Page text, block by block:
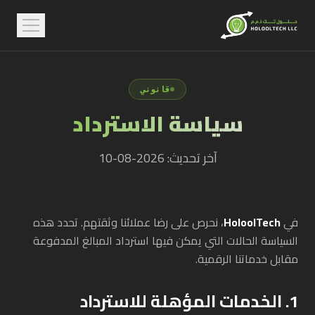
قانوني
سياسة الاسترداد
آخر تحديث: 2026-08-10
فيHoloolTech، نحرص على رضا عملائنا وثقتهم. تحدد هذه
السياسة الحالات التي يمكن فيها استرداد المبالغ المدفوعة
مقابل خدماتنا الرقمية.
1. الخدمات المؤهلة للاسترداد